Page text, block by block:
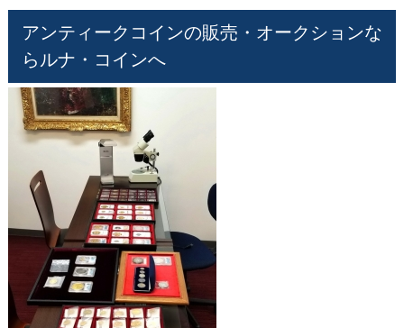
アンティークコインの販売・オークションな
らルナ・コインへ